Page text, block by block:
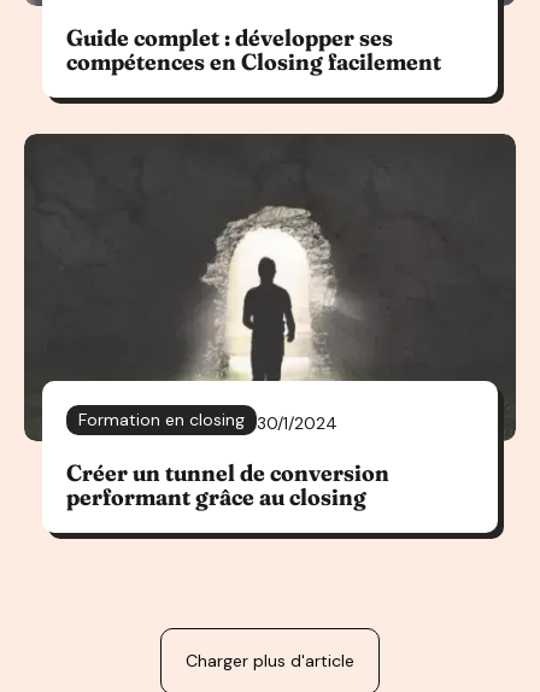
Guide complet : développer ses
compétences en Closing facilement
Formation en closing 30/1/2024
Créer un tunnel de conversion
performant grâce au closing
Charger plus d'article